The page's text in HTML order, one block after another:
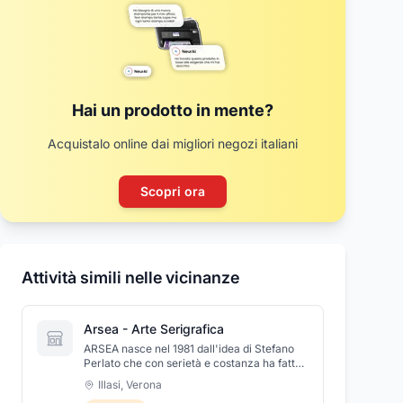
Hai un prodotto in mente?
Acquistalo online dai migliori negozi italiani
Scopri ora
Attività simili nelle vicinanze
Arsea - Arte Serigrafica
ARSEA nasce nel 1981 dall'idea di Stefano
Perlato che con serietà e costanza ha fatto
crescere l'azienda specializzandosi nella
stampa serigrafica. Sviluppata con tecnica
Illasi, Verona